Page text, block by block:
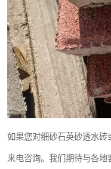
如果您对细砂石英砂透水
来电咨询。我们期待与各